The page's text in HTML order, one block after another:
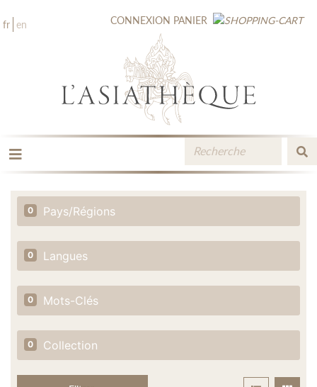
fr en CONNEXION PANIER
LES ÉDITIONS
LA LIBRAIRIE
CATALOGUE
MÉDIATHÈQUE
NOUVEAUTÉS / À PARAÎTRE
0 Pays/Régions
0 Langues
0 Mots-Clés
0 Collection